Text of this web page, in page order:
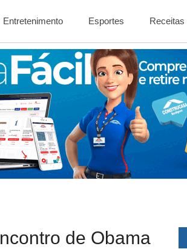
Entretenimento Esportes Receitas
de Obama